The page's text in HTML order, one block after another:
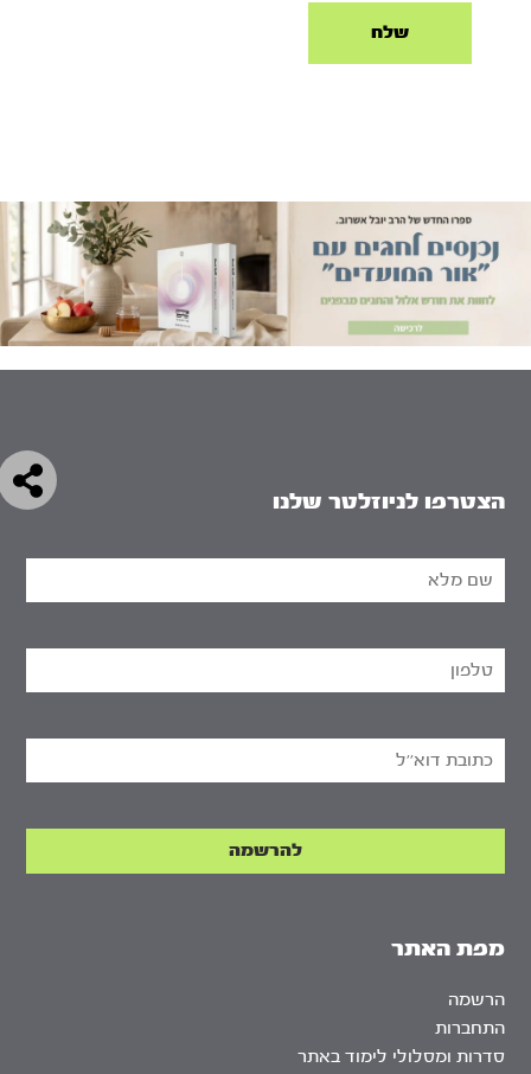
מפת האתר
הרשמה
התחברות
סדרות ומסלולי לימוד באתר
הצטרפו לניוזלטר שלנו